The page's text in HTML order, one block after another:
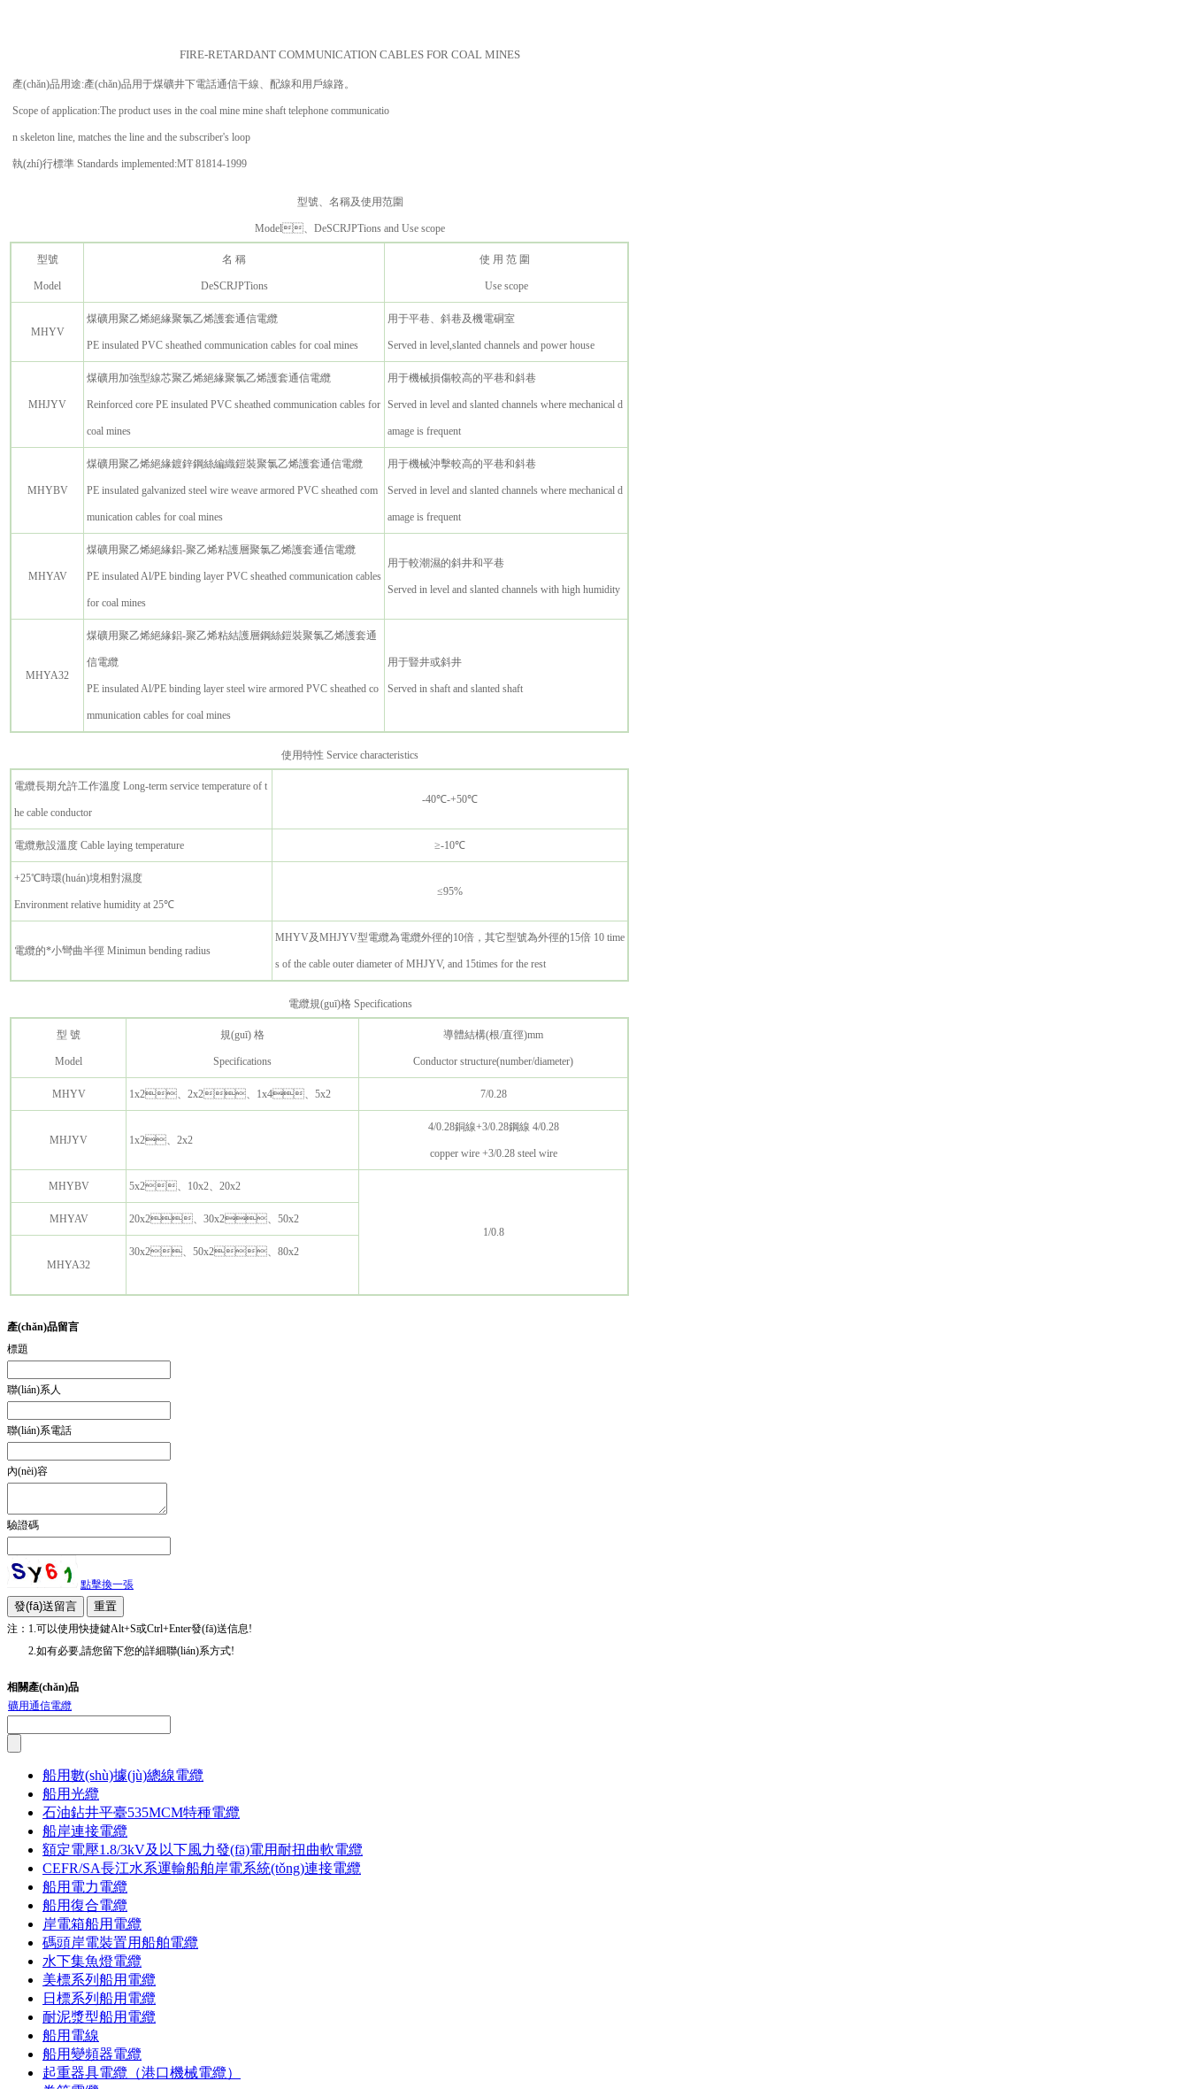
FIRE-RETARDANT COMMUNICATION CABLES FOR COAL MINES
產(chǎn)品用途:產(chǎn)品用于煤礦井下電話通信干線、配線和用戶線路。
Scope of application:The product uses in the coal mine mine shaft telephone communicatio
n skeleton line, matches the line and the subscriber's loop
執(zhí)行標準 Standards implemented:MT 81814-1999
型號、名稱及使用范圍
Model、DeSCRJPTions and Use scope
型號
Model
名 稱
DeSCRJPTions
使 用 范 圍
Use scope
MHYV
煤礦用聚乙烯絕緣聚氯乙烯護套通信電纜
PE insulated PVC sheathed communication cables for coal mines
用于平巷、斜巷及機電硐室
Served in level,slanted channels and power house
MHJYV
煤礦用加強型線芯聚乙烯絕緣聚氯乙烯護套通信電纜
Reinforced core PE insulated PVC sheathed communication cables for
coal mines
用于機械損傷較高的平巷和斜巷
Served in level and slanted channels where mechanical d
amage is frequent
MHYBV
煤礦用聚乙烯絕緣鍍鋅鋼絲編織鎧裝聚氯乙烯護套通信電纜
PE insulated galvanized steel wire weave armored PVC sheathed com
munication cables for coal mines
用于機械沖擊較高的平巷和斜巷
Served in level and slanted channels where mechanical d
amage is frequent
MHYAV
煤礦用聚乙烯絕緣鋁-聚乙烯粘護層聚氯乙烯護套通信電纜
PE insulated Al/PE binding layer PVC sheathed communication cables
for coal mines
用于較潮濕的斜井和平巷
Served in level and slanted channels with high humidity
MHYA32
煤礦用聚乙烯絕緣鋁-聚乙烯粘結護層鋼絲鎧裝聚氯乙烯護套通
信電纜
PE insulated Al/PE binding layer steel wire armored PVC sheathed co
mmunication cables for coal mines
用于豎井或斜井
Served in shaft and slanted shaft
使用特性 Service characteristics
電纜長期允許工作溫度 Long-term service temperature of t
he cable conductor
-40℃-+50℃
電纜敷設溫度 Cable laying temperature ≥-10℃
+25℃時環(huán)境相對濕度
Environment relative humidity at 25℃
≤95%
電纜的*小彎曲半徑 Minimun bending radius
MHYV及MHJYV型電纜為電纜外徑的10倍，其它型號為外徑的15倍 10 time
s of the cable outer diameter of MHJYV, and 15times for the rest
電纜規(guī)格 Specifications
型 號
Model
規(guī) 格
Specifications
導體結構(根/直徑)mm
Conductor structure(number/diameter)
MHYV 1x2、2x2、1x4、5x2 7/0.28
MHJYV 1x2、2x2
4/0.28銅線+3/0.28鋼線 4/0.28
copper wire +3/0.28 steel wire
MHYBV 5x2、10x2、20x2
1/0.8
MHYAV 20x2、30x2、50x2
MHYA32
30x2、50x2、80x2
產(chǎn)品留言
標題
聯(lián)系人
聯(lián)系電話
內(nèi)容
驗證碼
點擊換一張
注：1.可以使用快捷鍵Alt+S或Ctrl+Enter發(fā)送信息!
2.如有必要,請您留下您的詳細聯(lián)系方式!
相關產(chǎn)品
礦用通信電纜
船用數(shù)據(jù)總線電纜
船用光纜
石油鉆井平臺535MCM特種電纜
船岸連接電纜
額定電壓1.8/3kV及以下風力發(fā)電用耐扭曲軟電纜
CEFR/SA長江水系運輸船舶岸電系統(tǒng)連接電纜
船用電力電纜
船用復合電纜
岸電箱船用電纜
碼頭岸電裝置用船舶電纜
水下集魚燈電纜
美標系列船用電纜
日標系列船用電纜
耐泥漿型船用電纜
船用電線
船用變頻器電纜
起重器具電纜（港口機械電纜）